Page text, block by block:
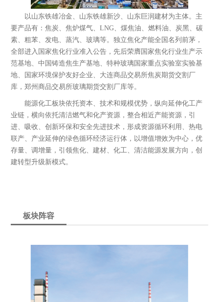
以山东铁雄冶金、山东铁雄新沙、山东巨润建材为主体。主
要产品有：焦炭、焦炉煤气、LNG、煤焦油、燃料油、炭黑、碳
素、粗苯、发电、蒸汽、玻璃等。独立焦化产能全国名列前茅，
全部进入国家焦化行业准入公告，先后荣膺国家焦化行业生产示
范基地、中国铸造焦生产基地、特种玻璃国家重点实验室实验基
地、国家环境保护友好企业、大连商品交易所焦炭期货交割厂
库，郑州商品交易所玻璃期货交割厂库等。
能源化工板块依托资本、技术和规模优势，纵向延伸化工产
业链，横向依托清洁燃气和化产资源，整合相近产能资源，引
进、吸收、创新环保和安全先进技术，形成资源循环利用、热电
联产、产业延伸的绿色循环经济运行体，以增值增效为中心，优
存量、调增量，引领焦化、建材、化工、清洁能源发展方向，创
建转型升级新模式。
板块阵容
山东铁雄冶金科技有限公司